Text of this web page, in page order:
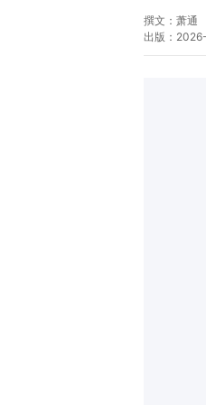
撰文： 萧通
出版：